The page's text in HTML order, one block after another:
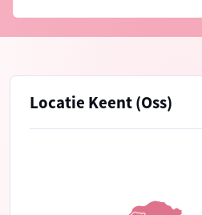
Locatie Keent (Oss)